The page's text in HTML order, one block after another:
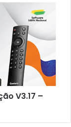
V3.17 –